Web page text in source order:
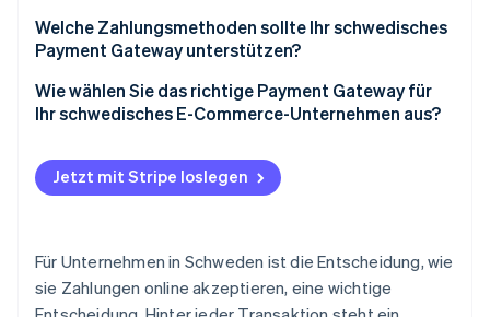
Zahlungsmethoden
Bezahlvorgang
Nutzererfahrung
Welche Zahlungsmethoden sollte Ihr schwedisches
Payment Gateway unterstützen?
Kredit- und Debitkarten
„Jetzt kaufen, später bezahlen“ (BNPL, Buy now, pay
later)
Banküberweisungen
Wie wählen Sie das richtige Payment Gateway für
Ihr schwedisches E-Commerce-Unternehmen aus?
Die richtigen Zahlungsmethoden für Ihre
Kundinnen/Kunden
Sinnvolle Integrationen für Ihren Tech-Stack
Jetzt mit Stripe loslegen
Für Unternehmen in Schweden ist die Entscheidung, wie
sie Zahlungen online akzeptieren, eine wichtige